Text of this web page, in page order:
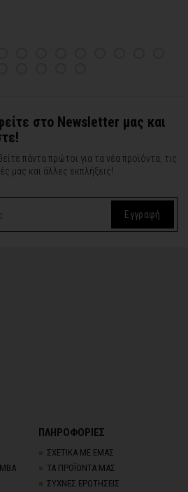
στο Newsletter μας και
πάντα πρώτοι για τα νέα προϊόντα, τις
μας και άλλες εκπλήξεις!
Εγγραφή
ΠΛΗΡΟΦΟΡΙΕΣ
ΣΧΕΤΙΚΑ ΜΕ ΕΜΑΣ
ΤΑ ΠΡΟΪΟΝΤΑ ΜΑΣ
ΣΥΧΝΕΣ ΕΡΩΤΗΣΕΙΣ